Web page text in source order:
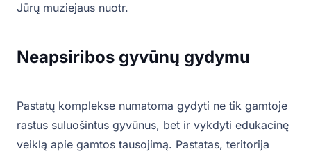
Jūrų muziejaus nuotr.
Neapsiribos gyvūnų gydymu
Pastatų komplekse numatoma gydyti ne tik gamtoje
rastus suluošintus gyvūnus, bet ir vykdyti edukacinę
veiklą apie gamtos tausojimą. Pastatas, teritorija